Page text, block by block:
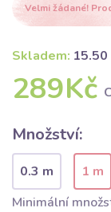
Velmi žádané!
Skladem: 15.50
289Kč
Množství:
0.3 m 1 m
Minimální